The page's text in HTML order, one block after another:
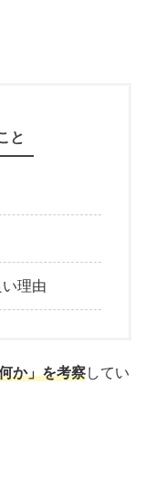
と
理由
か」を考察してい